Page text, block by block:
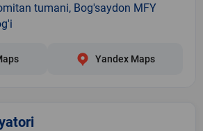
tumani, Bog'saydon MFY
Yandex Maps